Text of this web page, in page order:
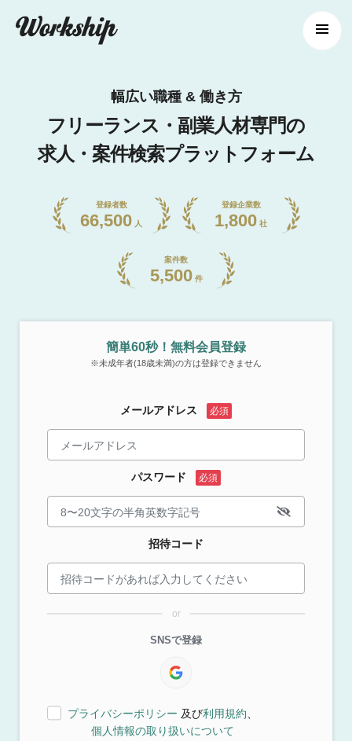
幅広い職種 & 働き方
フリーランス・副業人材専門の
求人・案件検索プラットフォーム
登録者数
66,500 人
登録企業数
1,800 社
案件数
5,500 件
簡単60秒！無料会員登録
※未成年者(18歳未満)の方は登録できません
メールアドレス
パスワード
招待コード
or
SNSで登録
プライバシーポリシー 及び利用規約
個人情報の取り扱いについて